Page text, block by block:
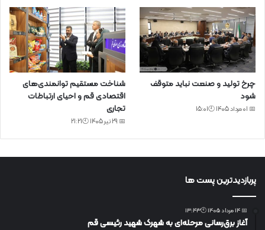
چرخ تولید و صنعت نباید متوقف
شود
📅 01 مرداد 1405 🕙15:01
شناخت مستقیم توانمندی‌های
اقتصادی قم و احیای ارتباطات
تجاری
📅 29 تیر 1405 🕙21:21
پربازدیدترین پست ها
📅 14 مرداد 1405 🕙13:43
آغاز برق‌رسانی مرحله‌ای به شهرک شهید رئیسی قم